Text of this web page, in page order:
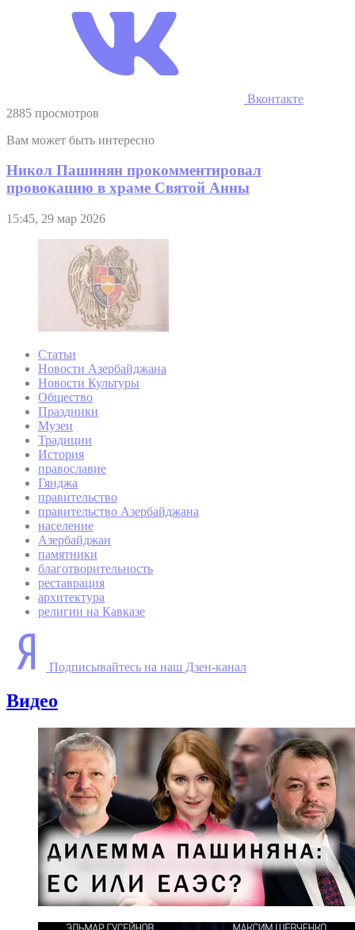
Вконтакте
2885 просмотров
Вам может быть интересно
Никол Пашинян прокомментировал
провокацию в храме Святой Анны
15:45, 29 мар 2026
Статьи
Новости Азербайджана
Новости Культуры
Общество
Праздники
Музеи
Традиции
История
православие
Гянджа
правительство
правительство Азербайджана
население
Азербайджан
памятники
благотворительность
реставрация
архитектура
религии на Кавказе
Подписывайтесь на наш Дзен-канал
Видео